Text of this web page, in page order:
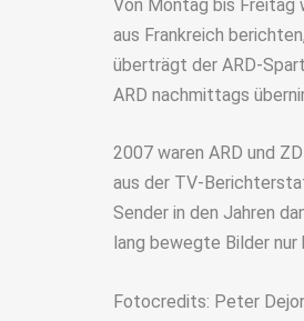
Von Montag bis Freitag
aus Frankreich
überträgt der ARD-
ARD nachmittags
2007 waren ARD und
aus der TV-
Sender in den Jahren
lang bewegte Bilder
Fotocredits: Peter